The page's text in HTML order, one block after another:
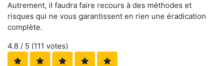
Autrement, il faudra faire recours à des méthodes et
risques qui ne vous garantissent en rien une éradication
complète.
4.8 / 5 (111 votes)